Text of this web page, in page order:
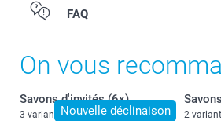
FAQ
On vous
Nouvelle déclinaison
Savons d'invités (6x)
3 variantes 2